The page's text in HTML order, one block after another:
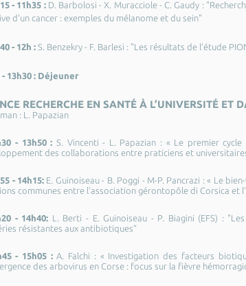
- 11h35 :D. Barbolosi - X. Muracciole - C. Gaudy :
d’un cancer : exemples du mélanome et du sein"
- 12h :S. Benzekry - F. Barlesi : "Les résultats de l’étude
- 13h30 : Déjeuner
RECHERCHE EN SANTÉ À L’UNIVERSITÉ ET
: L. Papazian
- 13h50 : S. Vincenti - L. Papazian : « Le premier
des collaborations entre praticiens et
- 14h15: E. Guinoiseau - B. Poggi - M-P. Pancrazi : « Le
communes entre l’association gérontopôle di Corsica et
- 14h40: L. Berti - E. Guinoiseau - P. Biagini (EFS) :
résistantes aux antibiotiques”
- 15h05 : A. Falchi : « Investigation des facteurs
des arbovirus en Corse : focus sur la fièvre